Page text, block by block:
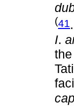
(41
I.